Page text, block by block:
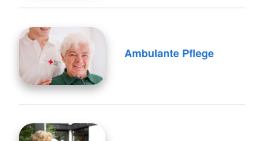
Ambulante Pflege